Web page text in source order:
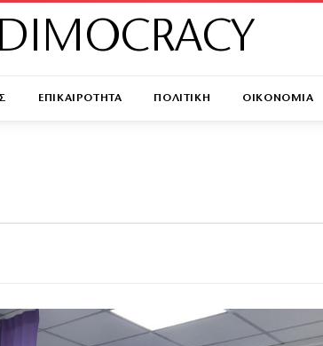
DIMOCRACY
ΕΠΙΚΑΙΡΟΤΗΤΑ ΠΟΛΙΤΙΚΗ ΟΙΚΟΝΟΜΙΑ